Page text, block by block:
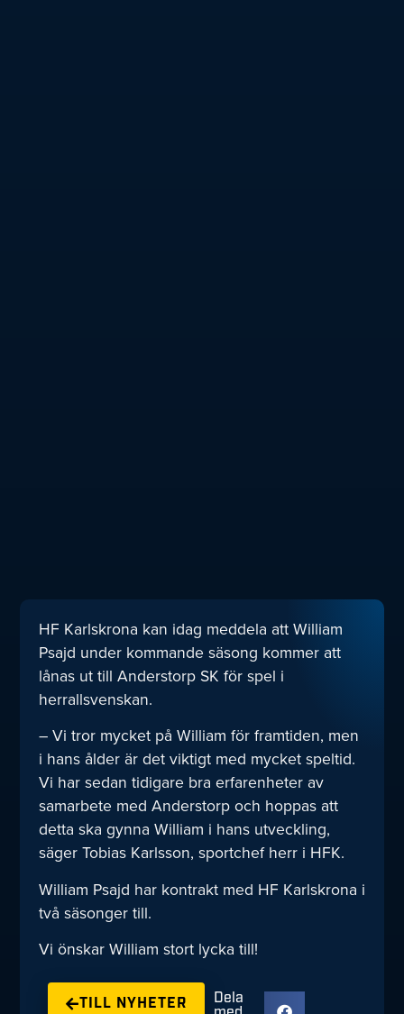
HF Karlskrona kan idag meddela att William
Psajd under kommande säsong kommer att
lånas ut till Anderstorp SK för spel i
herrallsvenskan.
– Vi tror mycket på William för framtiden, men
i hans ålder är det viktigt med mycket speltid.
Vi har sedan tidigare bra erfarenheter av
samarbete med Anderstorp och hoppas att
detta ska gynna William i hans utveckling,
säger Tobias Karlsson, sportchef herr i HFK.
William Psajd har kontrakt med HF Karlskrona i
två säsonger till.
Vi önskar William stort lycka till!
TILL NYHETER Dela